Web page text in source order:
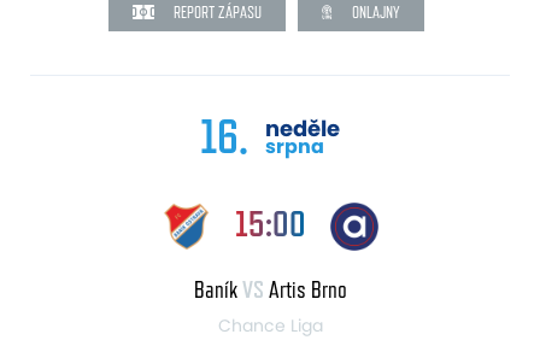
REPORT ZÁPASU ONLAJNY
16. neděle
srpna
15:00
BaníkVS Artis Brno
Chance Liga